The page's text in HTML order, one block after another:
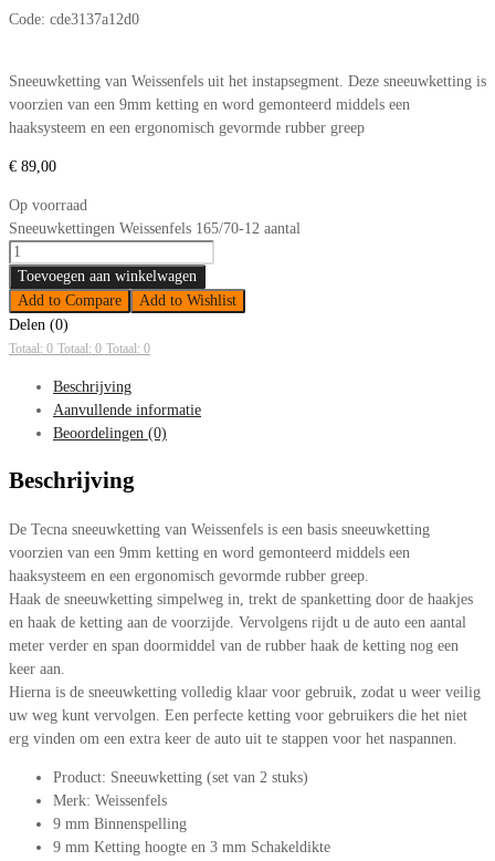
Code: cde3137a12d0
Sneeuwketting van Weissenfels uit het instapsegment. Deze sneeuwketting is
voorzien van een 9mm ketting en word gemonteerd middels een
haaksysteem en een ergonomisch gevormde rubber greep
€ 89,00
Op voorraad
Sneeuwkettingen Weissenfels 165/70-12 aantal
Toevoegen aan winkelwagen
Add to Compare
Add to Wishlist
Delen (0)
Totaal: 0 Totaal: 0 Totaal: 0
Beschrijving
Aanvullende informatie
Beoordelingen (0)
Beschrijving
De Tecna sneeuwketting van Weissenfels is een basis sneeuwketting
voorzien van een 9mm ketting en word gemonteerd middels een
haaksysteem en een ergonomisch gevormde rubber greep.
Haak de sneeuwketting simpelweg in, trekt de spanketting door de haakjes
en haak de ketting aan de voorzijde. Vervolgens rijdt u de auto een aantal
meter verder en span doormiddel van de rubber haak de ketting nog een
keer aan.
Hierna is de sneeuwketting volledig klaar voor gebruik, zodat u weer veilig
uw weg kunt vervolgen. Een perfecte ketting voor gebruikers die het niet
erg vinden om een extra keer de auto uit te stappen voor het naspannen.
Product: Sneeuwketting (set van 2 stuks)
Merk: Weissenfels
9 mm Binnenspelling
9 mm Ketting hoogte en 3 mm Schakeldikte